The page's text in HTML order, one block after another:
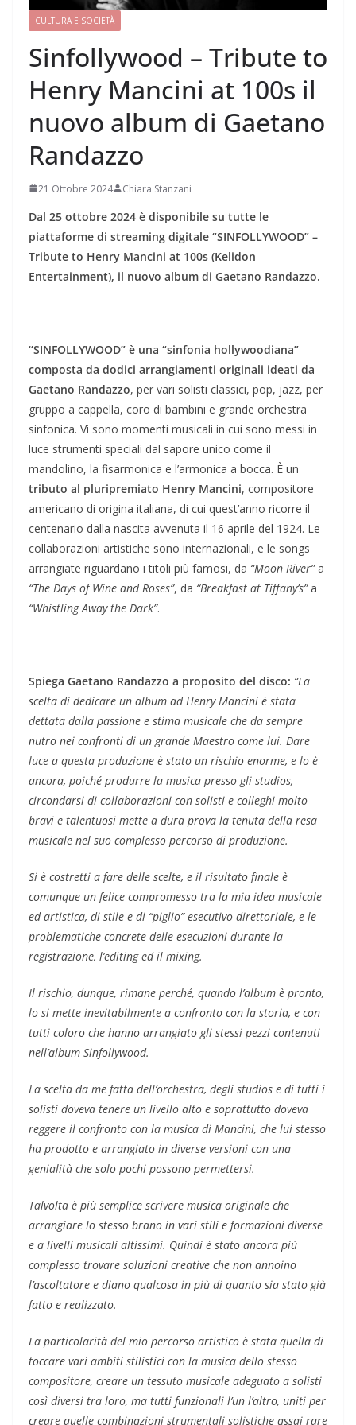
CULTURA E SOCIETÀ
Sinfollywood – Tribute to
Henry Mancini at 100s il
nuovo album di Gaetano
Randazzo
21 Ottobre 2024 Chiara Stanzani
Dal 25 ottobre 2024 è disponibile su tutte le
piattaforme di streaming digitale “SINFOLLYWOOD” –
Tribute to Henry Mancini at 100s (Kelidon
Entertainment), il nuovo album di Gaetano Randazzo.
“SINFOLLYWOOD” è una “sinfonia hollywoodiana”
composta da dodici arrangiamenti originali ideati da
Gaetano Randazzo, per vari solisti classici, pop, jazz, per
gruppo a cappella, coro di bambini e grande orchestra
sinfonica. Vi sono momenti musicali in cui sono messi in
luce strumenti speciali dal sapore unico come il
mandolino, la fisarmonica e l’armonica a bocca. È un
tributo al pluripremiato Henry Mancini, compositore
americano di origina italiana, di cui quest’anno ricorre il
centenario dalla nascita avvenuta il 16 aprile del 1924. Le
collaborazioni artistiche sono internazionali, e le songs
arrangiate riguardano i titoli più famosi, da “Moon River”a
“The Days of Wine and Roses”, da “Breakfast at Tiffany’s”a
“Whistling Away the Dark”.
Spiega Gaetano Randazzo a proposito del disco: “La
scelta di dedicare un album ad Henry Mancini è stata
dettata dalla passione e stima musicale che da sempre
nutro nei confronti di un grande Maestro come lui. Dare
luce a questa produzione è stato un rischio enorme, e lo è
ancora, poiché produrre la musica presso gli studios,
circondarsi di collaborazioni con solisti e colleghi molto
bravi e talentuosi mette a dura prova la tenuta della resa
musicale nel suo complesso percorso di produzione.
Si è costretti a fare delle scelte, e il risultato finale è
comunque un felice compromesso tra la mia idea musicale
ed artistica, di stile e di “piglio” esecutivo direttoriale, e le
problematiche concrete delle esecuzioni durante la
registrazione, l’editing ed il mixing.
Il rischio, dunque, rimane perché, quando l’album è pronto,
lo si mette inevitabilmente a confronto con la storia, e con
tutti coloro che hanno arrangiato gli stessi pezzi contenuti
nell’album Sinfollywood.
La scelta da me fatta dell’orchestra, degli studios e di tutti i
solisti doveva tenere un livello alto e soprattutto doveva
reggere il confronto con la musica di Mancini, che lui stesso
ha prodotto e arrangiato in diverse versioni con una
genialità che solo pochi possono permettersi.
Talvolta è più semplice scrivere musica originale che
arrangiare lo stesso brano in vari stili e formazioni diverse
e a livelli musicali altissimi. Quindi è stato ancora più
complesso trovare soluzioni creative che non annoino
l’ascoltatore e diano qualcosa in più di quanto sia stato già
fatto e realizzato.
La particolarità del mio percorso artistico è stata quella di
toccare vari ambiti stilistici con la musica dello stesso
compositore, creare un tessuto musicale adeguato a solisti
così diversi tra loro, ma tutti funzionali l’un l’altro, uniti per
creare quelle combinazioni strumentali solistiche assai rare